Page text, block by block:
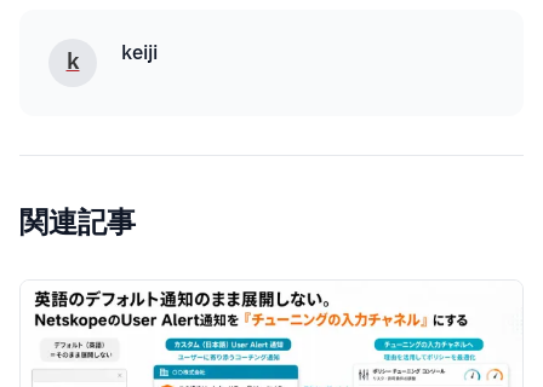
k keiji
関連記事